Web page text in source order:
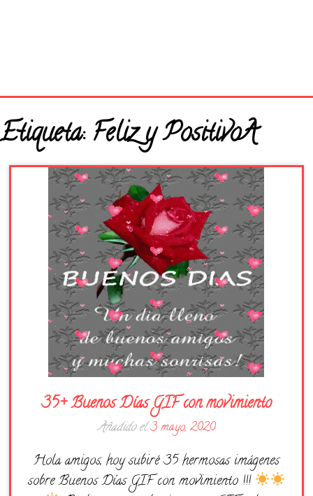
Página principal
Buenos Días
Días de la Semana
Buenas Noches
Feliz Cumpleaños
Festividad
Etiqueta:Feliz y PositivoA
35+ Buenos Días GIF con movimiento
Añadido el3 mayo, 2020
Hola amigos, hoy subiré 35 hermosas imágenes
sobre Buenos Días GIF con movimiento !!!